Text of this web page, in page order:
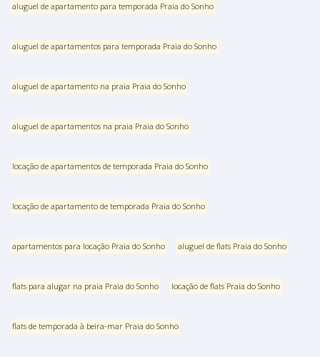
aluguel de apartamento para temporada Praia do Sonho
aluguel de apartamentos para temporada Praia do Sonho
aluguel de apartamento na praia Praia do Sonho
aluguel de apartamentos na praia Praia do Sonho
locação de apartamentos de temporada Praia do Sonho
locação de apartamento de temporada Praia do Sonho
apartamentos para locação Praia do Sonho aluguel de flats Praia do Sonho
flats para alugar na praia Praia do Sonho locação de flats Praia do Sonho
flats de temporada à beira-mar Praia do Sonho